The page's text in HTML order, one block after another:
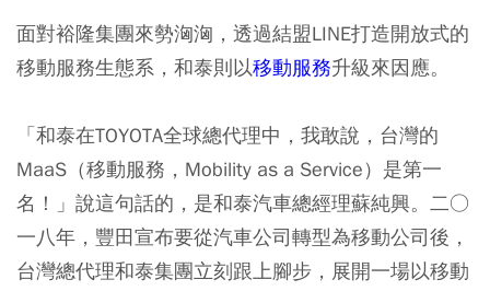
面對裕隆集團來勢洶洶，透過結盟LINE打造開放式的
移動服務生態系，和泰則以移動服務升級來因應。
「和泰在TOYOTA全球總代理中，我敢說，台灣的
MaaS（移動服務，Mobility as a Service）是第一
名！」說這句話的，是和泰汽車總經理蘇純興。二○
一八年，豐田宣布要從汽車公司轉型為移動公司後，
台灣總代理和泰集團立刻跟上腳步，展開一場以移動